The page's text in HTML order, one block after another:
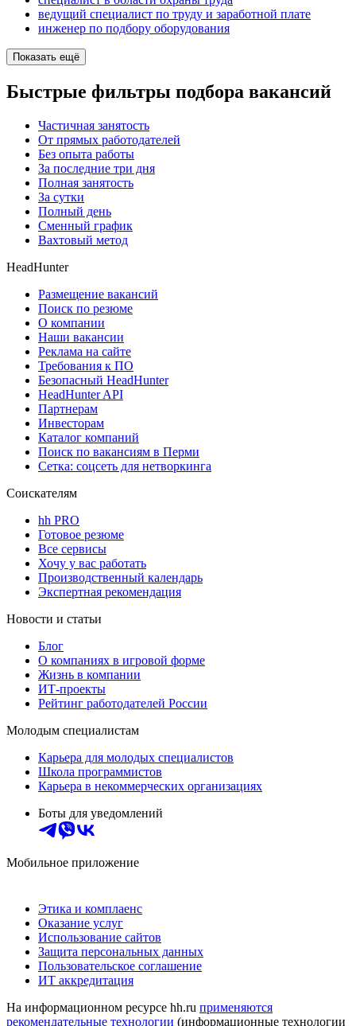
ведущий специалист по труду и заработной плате
инженер по подбору оборудования
Показать ещё
Быстрые фильтры подбора вакансий
Частичная занятость
От прямых работодателей
Без опыта работы
За последние три дня
Полная занятость
За сутки
Полный день
Сменный график
Вахтовый метод
HeadHunter
Размещение вакансий
Поиск по резюме
О компании
Наши вакансии
Реклама на сайте
Требования к ПО
Безопасный HeadHunter
HeadHunter API
Партнерам
Инвесторам
Каталог компаний
Поиск по вакансиям в Перми
Сетка: соцсеть для нетворкинга
Соискателям
hh PRO
Готовое резюме
Все сервисы
Хочу у вас работать
Производственный календарь
Экспертная рекомендация
Новости и статьи
Блог
О компаниях в игровой форме
Жизнь в компании
ИТ-проекты
Рейтинг работодателей России
Молодым специалистам
Карьера для молодых специалистов
Школа программистов
Карьера в некоммерческих организациях
Боты для уведомлений
Мобильное приложение
Этика и комплаенс
Оказание услуг
Использование сайтов
Защита персональных данных
Пользовательское соглашение
ИТ аккредитация
На информационном ресурсе hh.ru применяются
рекомендательные технологии (информационные технологии